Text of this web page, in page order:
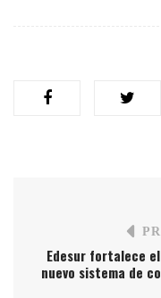
Edesur fortalece
nuevo sistema de